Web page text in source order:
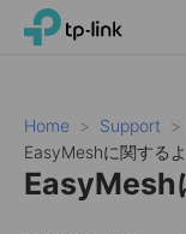
Click
navigation
bar
TP-Link, Reliably
Home Support
EasyMeshに関する
EasyMesh